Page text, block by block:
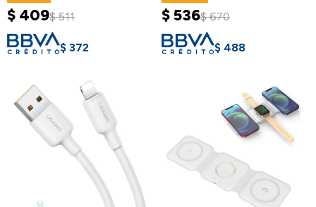
$ 409$ 511
$ 372
$536$ 670
$ 488